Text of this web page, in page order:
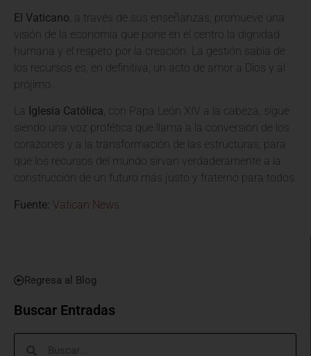
Regresa al Blog
Buscar Entradas
El Vaticano, a través de sus enseñanzas, promueve una
visión de la economía que pone en el centro la dignidad
humana y el respeto por la creación. La gestión sabia de
los recursos es, en definitiva, un acto de amor a Dios y al
prójimo.
La Iglesia Católica, con Papa León XIV a la cabeza, sigue
siendo una voz profética que llama a la conversión de los
corazones y a la transformación de las estructuras, para
que los recursos del mundo sirvan verdaderamente a la
construcción de un futuro más justo y fraterno para todos.
Fuente: Vatican News